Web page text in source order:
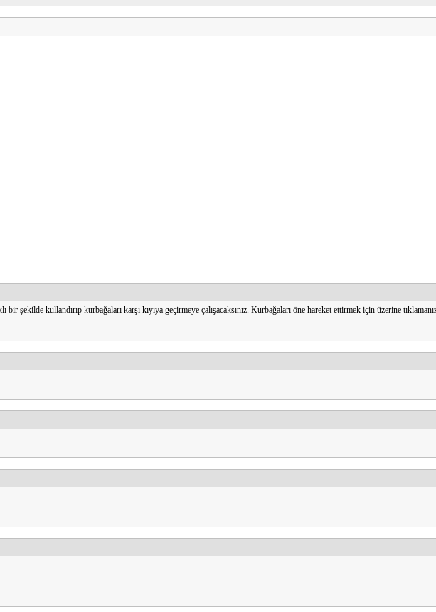
şekilde kullandırıp kurbağaları karşı kıyıya geçirmeye çalışacaksınız. Kurbağaları öne hareket ettirmek için üzerine